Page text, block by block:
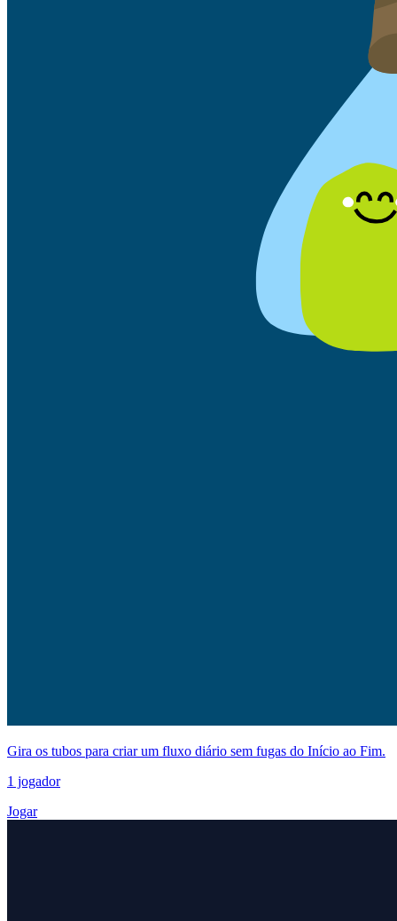
Gira os tubos para criar um fluxo diário sem fugas do Início ao Fim.
1 jogador
Jogar